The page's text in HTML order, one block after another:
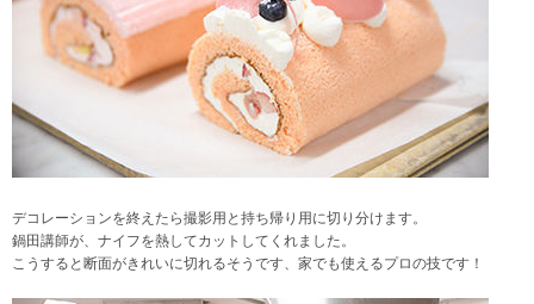
デコレーションを終えたら撮影用と持ち帰り用に切り分けます。
鍋田講師が、ナイフを熱してカットしてくれました。
こうすると断面がきれいに切れるそうです、家でも使えるプロの技です！